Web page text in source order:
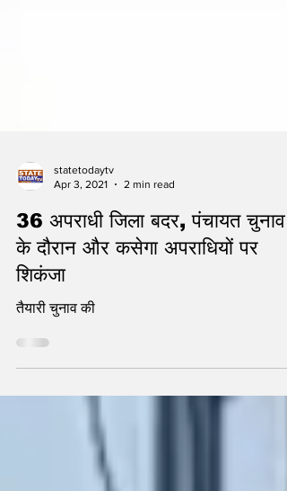
statetodaytv
Apr 3, 2021
2 min read
36 अपराधी जिला बदर, पंचायत चुनाव
के दौरान और कसेगा अपराधियों पर